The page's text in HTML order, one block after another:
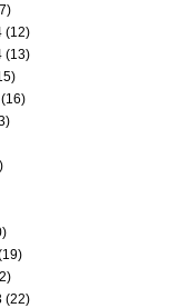
(12)
(13)
(16)
(22)